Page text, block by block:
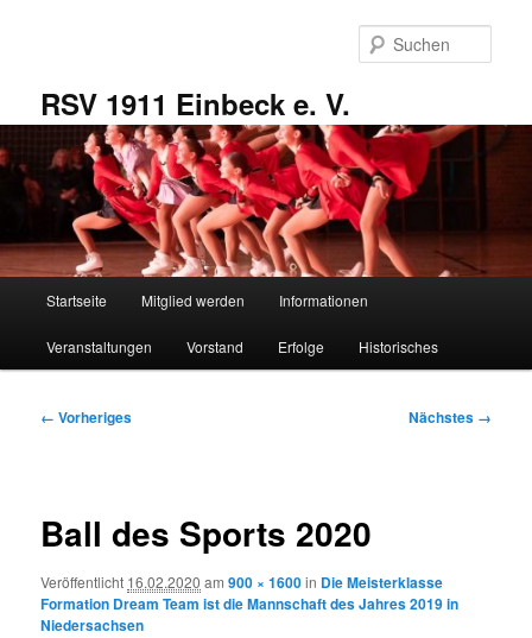
RSV 1911 Einbeck e. V.
Startseite Mitglied werden Informationen
Veranstaltungen Vorstand Erfolge Historisches
Bilder-
← Vorheriges Nächstes →
Ball des Sports 2020
Veröffentlicht 16.02.2020 am900 × 1600in Die Meisterklasse
Formation Dream Team ist die Mannschaft des Jahres 2019 in
Niedersachsen